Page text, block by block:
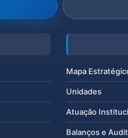
Mapa
Unidades
Atuação
Balanços e